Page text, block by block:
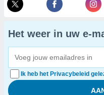
Het weer in uw e-
Ik heb het Privacybeleid